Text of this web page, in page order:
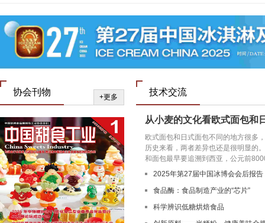
协会刊物 +更多 技术交流
从小麦的文化看欧式面包和
欧式面包和日式面包不同的地方很多
历史来看，两者差异也还是很明
和面包最早要追溯到西亚，公元前
2025年第27届中国冰博会会后报告
食品酶：食品制造产业的“芯片”
科学辨识低糖烘焙食品